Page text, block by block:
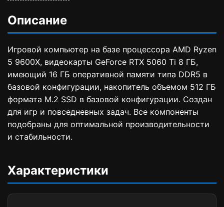
Описание
Игровой компьютер на базе процессора AMD Ryzen
5 9600X, видеокарты GeForce RTX 5060 Ti 8 ГБ,
имеющий 16 ГБ оперативной памяти типа DDR5 в
базовой конфигурации, накопитель объемом 512 ГБ
формата M.2 SSD в базовой конфигурации. Создан
для игр и повседневных задач. Все компоненты
подобраны для оптимальной производительности
и стабильности.
Характеристики